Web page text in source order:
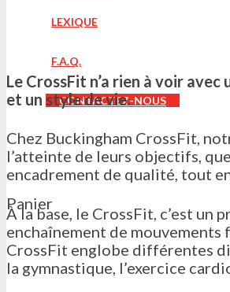
LEXIQUE
F.A.Q.
CONTACTEZ-NOUS
Product was added to your cart
Panier
Le CrossFit n’a rien à voir
et un style de vie.
Chez Buckingham CrossFit,
l’atteinte de leurs objectifs,
encadrement de qualité, tout
À la base, le CrossFit, c’est un
enchaînement de
CrossFit englobe différentes
la gymnastique, l’exercice